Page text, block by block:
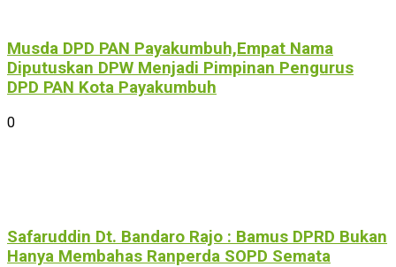
Musda DPD PAN Payakumbuh,Empat Nama
Diputuskan DPW Menjadi Pimpinan Pengurus
DPD PAN Kota Payakumbuh
0
Safaruddin Dt. Bandaro Rajo : Bamus DPRD Bukan
Hanya Membahas Ranperda SOPD Semata